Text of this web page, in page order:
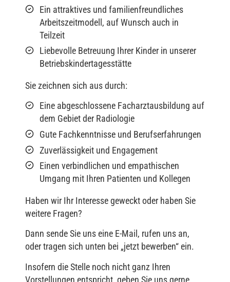
Ein attraktives und familienfreundliches
Arbeitszeitmodell, auf Wunsch auch in
Teilzeit
Liebevolle Betreuung Ihrer Kinder in unserer
Betriebskindertagesstätte
Sie zeichnen sich aus durch:
Eine abgeschlossene Facharztausbildung auf
dem Gebiet der Radiologie
Gute Fachkenntnisse und Berufserfahrungen
Zuverlässigkeit und Engagement
Einen verbindlichen und empathischen
Umgang mit Ihren Patienten und Kollegen
Haben wir Ihr Interesse geweckt oder haben Sie
weitere Fragen?
Dann sende Sie uns eine E-Mail, rufen uns an,
oder tragen sich unten bei „jetzt bewerben“ ein.
Insofern die Stelle noch nicht ganz Ihren
Vorstellungen entspricht, geben Sie uns gerne